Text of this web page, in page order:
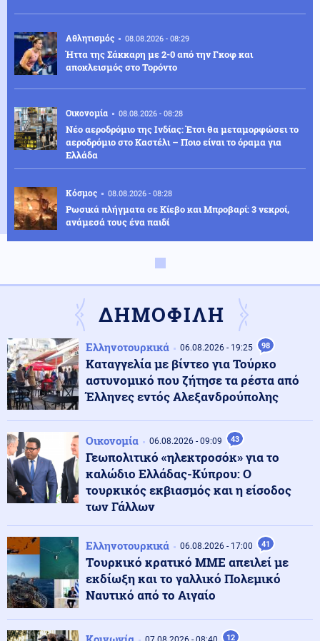
Αθλητισμός 08.08.2026 - 08:29
Ήττα της Σάκκαρη με 2-0 από την Γκοφ και
αποκλεισμός στο Τορόντο
Οικονομία 08.08.2026 - 08:28
Νέο αεροδρόμιο της Ινδίας: Έτσι θα μεταμορφώσει το
αεροδρόμιο στο Καστέλι – Ποιο είναι το όραμα για
Ελλάδα
Κόσμος 08.08.2026 - 08:28
Ρωσικά πλήγματα σε Κίεβο και Μπροβαρί: 3 νεκροί,
ανάμεσά τους ένα παιδί
08.08.2026 - 08:26
Τρόμος για τουρίστες στη Μποτσουάνα: Ιπποπόταμος
καταδιώκει το σκάφος τους (βίντεο)
Κόσμος 08.08.2026 - 08:24
Στο χαμηλότερο επίπεδο της δεκαετίας η αποψίλωση
στον Αμαζόνιο, μειώθηκε κατά 37% σε έναν χρόνο
Ορκίστηκε πρόεδρος της Κολομβίας ο Αμπελάρδο ντε
λα Εσπριέγια
Εσωτερική Ασφάλεια 08.08.2026 - 08:21
Πολύ υψηλός κίνδυνος πυρκαγιάς σήμερα σε Κρήτη
«πορτοκαλί»
ΗΠΑ 08.08.2026 - 08:18
«Η αεροπορική ισχύς έχει όρια»: Ο κορυφαίος
στρατηγός του Τραμπ «ψάχνει έξοδο» από τον πόλεμο
ΔΗΜΟΦΙΛΗ
Ελληνοτουρκικά 06.08.2026 - 19:25 98
Καταγγελία με βίντεο για Τούρκο
αστυνομικό που ζήτησε τα ρέστα από
Έλληνες εντός Αλεξανδρούπολης
Οικονομία 06.08.2026 - 09:09 43
Γεωπολιτικό «ηλεκτροσόκ» για το
καλώδιο Ελλάδας-Κύπρου: Ο
τουρκικός εκβιασμός και η είσοδος
των Γάλλων
Ελληνοτουρκικά 06.08.2026 - 17:00 41
Tουρκικό κρατικό ΜΜΕ απειλεί με
εκδίωξη και το γαλλικό Πολεμικό
Ναυτικό από το Αιγαίο
12